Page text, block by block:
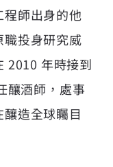
師出身的他
投身研究威
2010 年時接到
釀酒師，處事
造全球矚目